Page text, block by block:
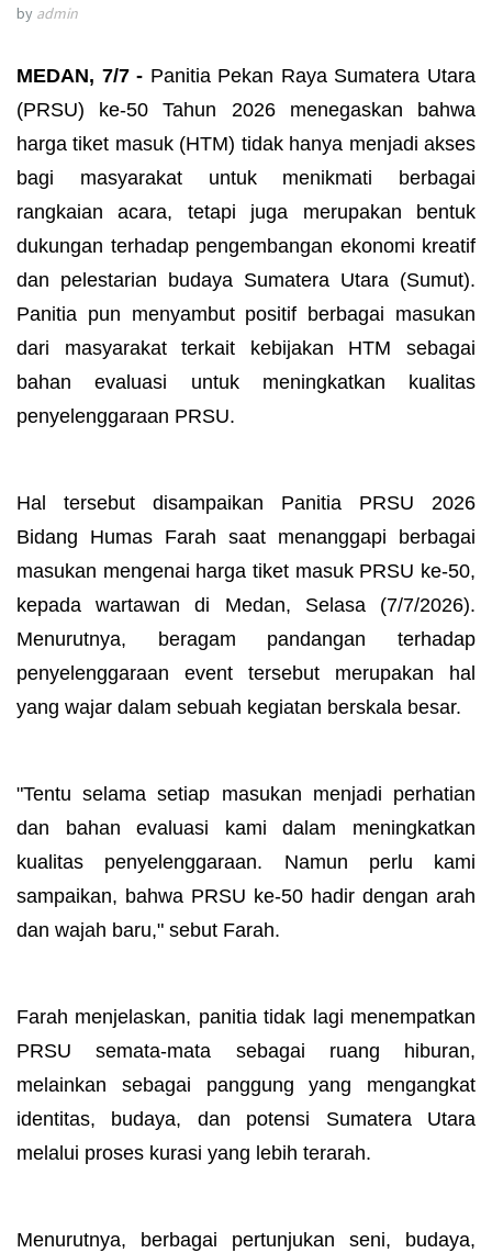
by admin
MEDAN, 7/7 - Panitia Pekan Raya Sumatera Utara
(PRSU) ke-50 Tahun 2026 menegaskan bahwa
harga tiket masuk (HTM) tidak hanya menjadi akses
bagi masyarakat untuk menikmati berbagai
rangkaian acara, tetapi juga merupakan bentuk
dukungan terhadap pengembangan ekonomi kreatif
dan pelestarian budaya Sumatera Utara (Sumut).
Panitia pun menyambut positif berbagai masukan
dari masyarakat terkait kebijakan HTM sebagai
bahan evaluasi untuk meningkatkan kualitas
penyelenggaraan PRSU.
Hal tersebut disampaikan Panitia PRSU 2026
Bidang Humas Farah saat menanggapi berbagai
masukan mengenai harga tiket masuk PRSU ke-50,
kepada wartawan di Medan, Selasa (7/7/2026).
Menurutnya, beragam pandangan terhadap
penyelenggaraan event tersebut merupakan hal
yang wajar dalam sebuah kegiatan berskala besar.
"Tentu selama setiap masukan menjadi perhatian
dan bahan evaluasi kami dalam meningkatkan
kualitas penyelenggaraan. Namun perlu kami
sampaikan, bahwa PRSU ke-50 hadir dengan arah
dan wajah baru," sebut Farah.
Farah menjelaskan, panitia tidak lagi menempatkan
PRSU semata-mata sebagai ruang hiburan,
melainkan sebagai panggung yang mengangkat
identitas, budaya, dan potensi Sumatera Utara
melalui proses kurasi yang lebih terarah.
Menurutnya, berbagai pertunjukan seni, budaya,